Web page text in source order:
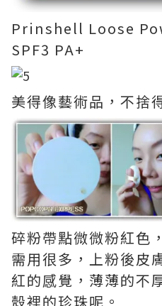
Prinshell Loose
SPF3 PA+
美得像藝術品，不捨
碎粉帶點微微粉紅色
需用很多，上粉後皮
紅的感覺，薄薄的不
殼裡的珍珠呢。